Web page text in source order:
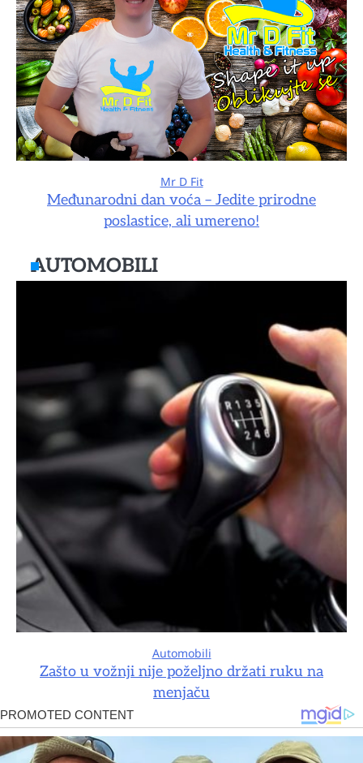
Mr D Fit
Međunarodni dan voća – Jedite prirodne
poslastice, ali umereno!
AUTOMOBILI
Automobili
Zašto u vožnji nije poželjno držati ruku na
menjaču